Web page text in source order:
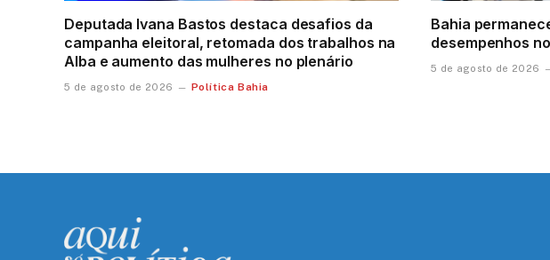
Deputada Ivana Bastos destaca desafios da
campanha eleitoral, retomada dos trabalhos na
Alba e aumento das mulheres no plenário
5 de agosto de 2026 Política Bahia
Bahia
desempenhos
5 de agosto de 2026